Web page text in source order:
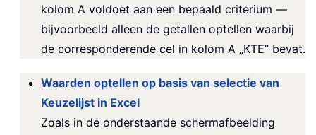
kolom A voldoet aan een bepaald criterium —
bijvoorbeeld alleen de getallen optellen waarbij
de corresponderende cel in kolom A „KTE” bevat.
Waarden optellen op basis van selectie van
Keuzelijst in Excel
Zoals in de onderstaande schermafbeelding